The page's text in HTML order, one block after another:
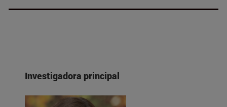
Investigadora principal